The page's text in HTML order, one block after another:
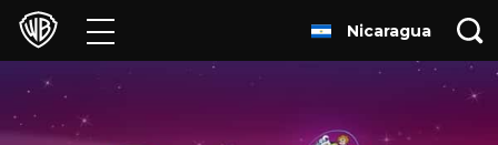
Películas Nicaragua